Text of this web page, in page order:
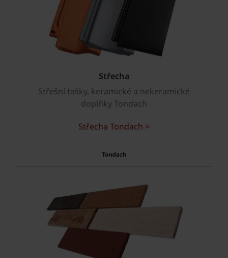
Střecha
Střešní tašky, keramické a nekeramické
doplňky Tondach
Střecha Tondach >